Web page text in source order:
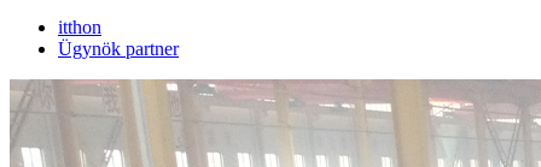
itthon
Ügynök partner